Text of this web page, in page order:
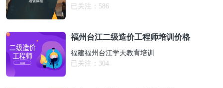
已关注： 586
福州台江二级造价工程师培训价格
福建福州台江学天教育培训
已关注： 304